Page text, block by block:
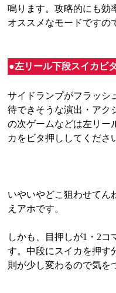
鳴ります。攻略的にも効
オススメなモードですの
●左リール下段スイカビ
サイドランプがフラッシ
待できそうな演出・アク
の次ゲームなどは左リー
カをビタ押ししてくださ
いやいやどこ狙わせてん
えアホです。
しかも、目押しが1・2コ
す。中段にスイカを押す
則が少し変わるので気を